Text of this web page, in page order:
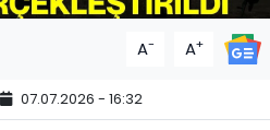
A- A+
07.07.2026 - 16:32